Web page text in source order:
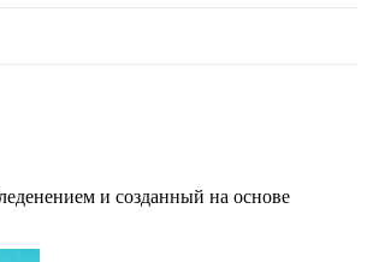
и созданный на основе